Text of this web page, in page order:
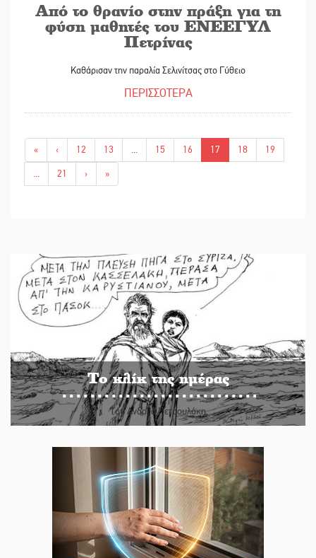
Από το θρανίο στην πράξη για τη
φύση μαθητές του ΕΝΕΕΓΥΛ
Πετρίνας
Καθάρισαν την παραλία Σελινίτσας στο Γύθειο
ΠΕΡΙΣΣΟΤΕΡΑ
« ‹ 12 13 ... 15 16 17 18
19
...
21 › »
Το κλίκ της ημέρας
Του Ανδρέα Πετρουλάκη